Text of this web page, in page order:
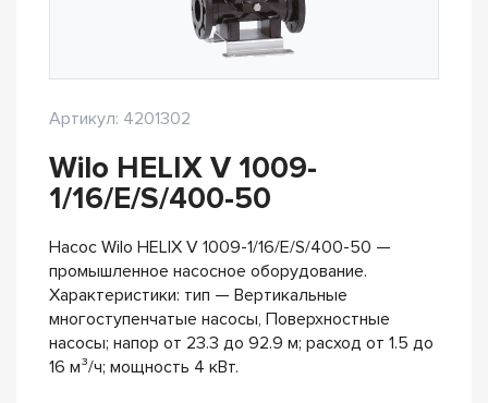
Артикул: 4201302
Wilo HELIX V 1009-
1/16/E/S/400-50
Насос Wilo HELIX V 1009-1/16/E/S/400-50 —
промышленное насосное оборудование.
Характеристики: тип — Вертикальные
многоступенчатые насосы, Поверхностные
насосы; напор от 23.3 до 92.9 м; расход от 1.5 до
16 м³/ч; мощность 4 кВт.